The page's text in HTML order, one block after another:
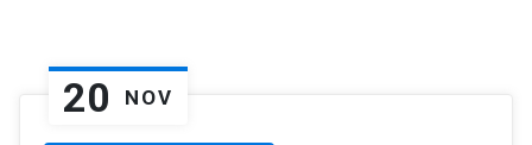
20 NOV